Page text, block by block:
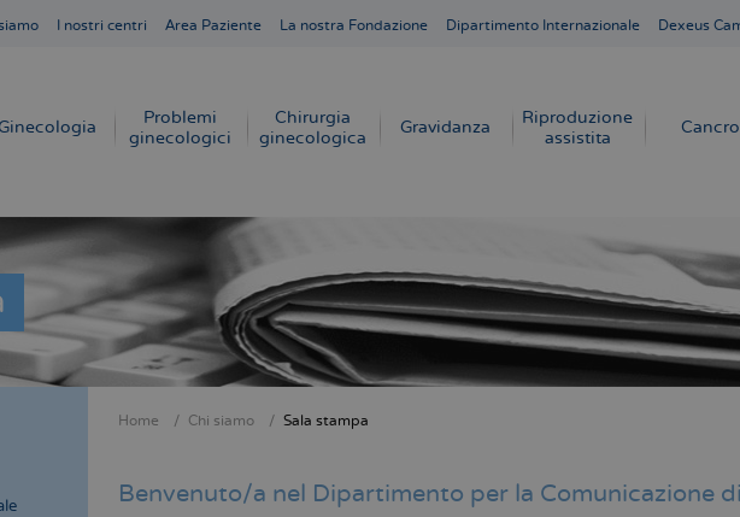
I nostri centri Area Paziente La nostra Fondazione Dipartimento Internazionale Dexeus
Problemi
ginecologici
Chirurgia
ginecologica
Gravidanza
Riproduzione
assistita
Cancro
pane
Home Chi siamo Sala stampa
Benvenuto/a nel Dipartimento per la Comunicazione